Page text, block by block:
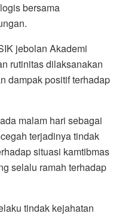
bersama
jebolan Akademi
rutinitas dilaksanakan
dampak positif terhadap
malam hari sebagai
terjadinya tindak
situasi kamtibmas
selalu ramah terhadap
tindak kejahatan